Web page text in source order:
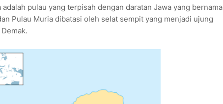
pulau yang terpisah dengan daratan Jawa yang bernama
Pulau Muria dibatasi oleh selat sempit yang menjadi ujung